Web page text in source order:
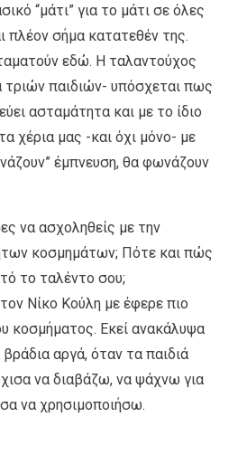
“μάτι” για το μάτι σε όλες
πλέον σήμα κατατεθέν της.
εδώ. Η ταλαντούχος
τριών παιδιών- υπόσχεται πως
ασταμάτητα και με το ίδιο
χέρια μας -και όχι μόνο- με
έμπνευση, θα φωνάζουν
να ασχοληθείς με την
κοσμημάτων; Πότε και πώς
το ταλέντο σου;
Νίκο Κούλη με έφερε πιο
κοσμήματος. Εκεί ανακάλυψα
αργά, όταν τα παιδιά
να διαβάζω, να ψάχνω για
να χρησιμοποιήσω.